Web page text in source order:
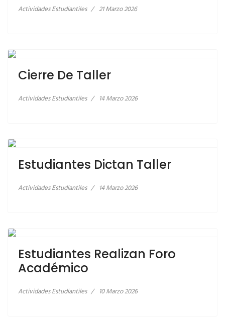
Actividades Estudiantiles 21 Marzo 2026
Cierre De Taller
Actividades Estudiantiles 14 Marzo 2026
Estudiantes Dictan Taller
Actividades Estudiantiles 14 Marzo 2026
Estudiantes Realizan Foro
Académico
Actividades Estudiantiles 10 Marzo 2026